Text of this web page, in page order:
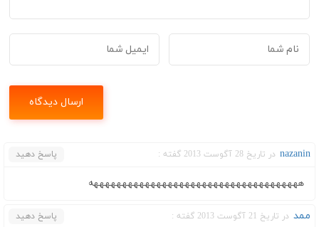
nazanin در تاریخ 28 آگوست 2013 گفته : پاسخ دهید
هههههههههههههههههههههههههههههههههههههه
ممد در تاریخ 21 آگوست 2013 گفته : پاسخ دهید